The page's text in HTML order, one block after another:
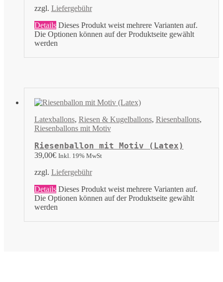
zzgl. Liefergebühr
Details Dieses Produkt weist mehrere Varianten auf.
Die Optionen können auf der Produktseite gewählt
werden
Latexballons, Riesen & Kugelballons, Riesenballons,
Riesenballons mit Motiv
Riesenballon mit Motiv (Latex)
39,00€ Inkl. 19% MwSt
zzgl. Liefergebühr
Details Dieses Produkt weist mehrere Varianten auf.
Die Optionen können auf der Produktseite gewählt
werden